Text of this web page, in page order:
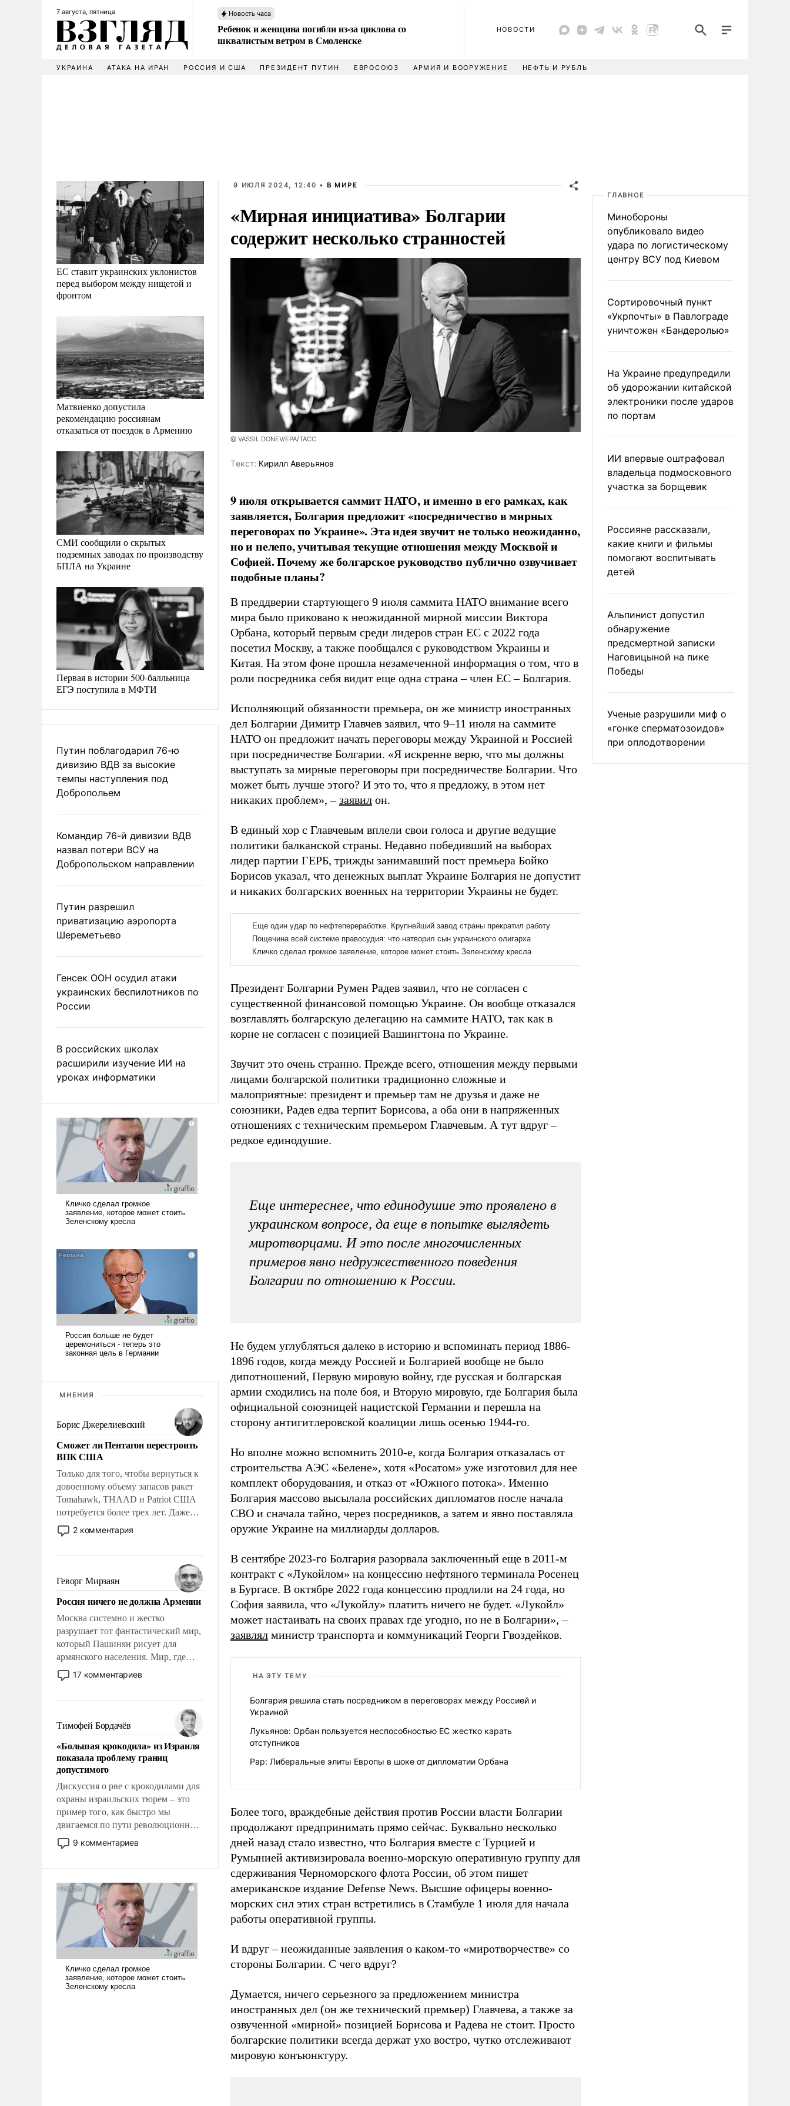
7 августа, пятница Новость часа
Ребенок и женщина погибли из-за циклона со
шквалистым ветром в Смоленске
НОВОСТИ
УКРАИНА АТАКА НА ИРАН РОССИЯ И США ПРЕЗИДЕНТ ПУТИН ЕВРОСОЮЗ АРМИЯ И ВООРУЖЕНИЕ НЕФТЬ И РУБЛЬ
ЕС ставит украинских уклонистов
перед выбором между нищетой и
фронтом
Матвиенко допустила
рекомендацию россиянам
отказаться от поездок в Армению
СМИ сообщили о скрытых
подземных заводах по производству
БПЛА на Украине
Первая в истории 500-балльница
ЕГЭ поступила в МФТИ
Путин поблагодарил 76-ю
дивизию ВДВ за высокие
темпы наступления под
Добропольем
Командир 76-й дивизии ВДВ
назвал потери ВСУ на
Добропольском направлении
Путин разрешил
приватизацию аэропорта
Шереметьево
Генсек ООН осудил атаки
украинских беспилотников по
России
В российских школах
расширили изучение ИИ на
уроках информатики
МНЕНИЯ
Борис Джерелиевский
Сможет ли Пентагон перестроить
ВПК США
Только для того, чтобы вернуться к
довоенному объему запасов ракет
Tomahawk, THAAD и Patriot США
потребуется более трех лет. Даже
небольшая война с Ираном
опустошила американские
уязвимости США, например, перед
Китаем.
2 комментария
Геворг Мирзаян
Россия ничего не должна Армении
Москва системно и жестко
разрушает тот фантастический мир,
который Пашинян рисует для
армянского населения. Мир, где
политические прожекты будут
безусловно оплачиваться за счет
где Еревану за свои поступки не
нужно отвечать.
17 комментариев
Тимофей Бордачёв
«Большая крокодила» из Израиля
показала проблему границ
допустимого
Дискуссия о рве с крокодилами для
охраны израильских тюрем – это
пример того, как быстро мы
двигаемся по пути революционных
изменений. То, что несколько лет
назад было образом для
9 комментариев
9 ИЮЛЯ 2024, 12:40 • В МИРЕ
«Мирная инициатива» Болгарии
содержит несколько странностей
@ VASSIL DONEV/EPA/ТАСС
Tекст: Кирилл Аверьянов
9 июля открывается саммит НАТО, и именно в его рамках, как
заявляется, Болгария предложит «посредничество в мирных
переговорах по Украине». Эта идея звучит не только неожиданно,
но и нелепо, учитывая текущие отношения между Москвой и
Софией. Почему же болгарское руководство публично озвучивает
подобные планы?
В преддверии стартующего 9 июля саммита НАТО внимание всего
мира было приковано к неожиданной мирной миссии Виктора
Орбана, который первым среди лидеров стран ЕС с 2022 года
посетил Москву, а также пообщался с руководством Украины и
Китая. На этом фоне прошла незамеченной информация о том, что в
роли посредника себя видит еще одна страна – член ЕС – Болгария.
Исполняющий обязанности премьера, он же министр иностранных
дел Болгарии Димитр Главчев заявил, что 9–11 июля на саммите
НАТО он предложит начать переговоры между Украиной и Россией
при посредничестве Болгарии. «Я искренне верю, что мы должны
выступать за мирные переговоры при посредничестве Болгарии. Что
может быть лучше этого? И это то, что я предложу, в этом нет
никаких проблем», –заявил он.
В единый хор с Главчевым вплели свои голоса и другие ведущие
политики балканской страны. Недавно победивший на выборах
лидер партии ГЕРБ, трижды занимавший пост премьера Бойко
Борисов указал, что денежных выплат Украине Болгария не допустит
и никаких болгарских военных на территории Украины не будет.
Президент Болгарии Румен Радев заявил, что не согласен с
существенной финансовой помощью Украине. Он вообще отказался
возглавлять болгарскую делегацию на саммите НАТО, так как в
корне не согласен с позицией Вашингтона по Украине.
Звучит это очень странно. Прежде всего, отношения между первыми
лицами болгарской политики традиционно сложные и
малоприятные: президент и премьер там не друзья и даже не
союзники, Радев едва терпит Борисова, а оба они в напряженных
отношениях с техническим премьером Главчевым. А тут вдруг –
редкое единодушие.
Еще интереснее, что единодушие это проявлено в
украинском вопросе, да еще в попытке выглядеть
миротворцами. И это после многочисленных
примеров явно недружественного поведения
Болгарии по отношению к России.
Не будем углубляться далеко в историю и вспоминать период 1886-
1896 годов, когда между Россией и Болгарией вообще не было
дипотношений, Первую мировую войну, где русская и болгарская
армии сходились на поле боя, и Вторую мировую, где Болгария была
официальной союзницей нацистской Германии и перешла на
сторону антигитлеровской коалиции лишь осенью 1944-го.
Но вполне можно вспомнить 2010-е, когда Болгария отказалась от
строительства АЭС «Белене», хотя «Росатом» уже изготовил для нее
комплект оборудования, и отказ от «Южного потока». Именно
Болгария массово высылала российских дипломатов после начала
СВО и сначала тайно, через посредников, а затем и явно поставляла
оружие Украине на миллиарды долларов.
В сентябре 2023-го Болгария разорвала заключенный еще в 2011-м
контракт с «Лукойлом» на концессию нефтяного терминала Росенец
в Бургасе. В октябре 2022 года концессию продлили на 24 года, но
София заявила, что «Лукойлу» платить ничего не будет. «Лукойл»
может настаивать на своих правах где угодно, но не в Болгарии», –
заявлял министр транспорта и коммуникаций Георги Гвоздейков.
НА ЭТУ ТЕМУ
Болгария решила стать посредником в переговорах между Россией и
Украиной
Лукьянов: Орбан пользуется неспособностью ЕС жестко карать
отступников
Рар: Либеральные элиты Европы в шоке от дипломатии Орбана
Более того, враждебные действия против России власти Болгарии
продолжают предпринимать прямо сейчас. Буквально несколько
дней назад стало известно, что Болгария вместе с Турцией и
Румынией активизировала военно-морскую оперативную группу для
сдерживания Черноморского флота России, об этом пишет
американское издание Defense News. Высшие офицеры военно-
морских сил этих стран встретились в Стамбуле 1 июля для начала
работы оперативной группы.
И вдруг – неожиданные заявления о каком-то «миротворчестве» со
стороны Болгарии. С чего вдруг?
Думается, ничего серьезного за предложением министра
иностранных дел (он же технический премьер) Главчева, а также за
озвученной «мирной» позицией Борисова и Радева не стоит. Просто
болгарские политики всегда держат ухо востро, чутко отслеживают
мировую конъюнктуру.
ГЛАВНОЕ
Минобороны
опубликовало видео
удара по логистическому
центру ВСУ под Киевом
Сортировочный пункт
«Укрпочты» в Павлограде
уничтожен «Бандеролью»
На Украине предупредили
об удорожании китайской
электроники после ударов
по портам
ИИ впервые оштрафовал
владельца подмосковного
участка за борщевик
Россияне рассказали,
какие книги и фильмы
помогают воспитывать
детей
Альпинист допустил
обнаружение
предсмертной записки
Наговицыной на пике
Победы
Ученые разрушили миф о
«гонке сперматозоидов»
при оплодотворении